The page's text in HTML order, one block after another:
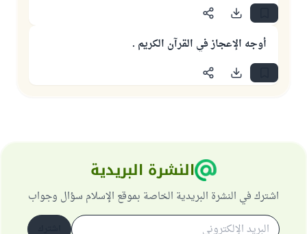
أوجه الإعجاز في القرآن الكريم .
النشرة البريدية
اشترك في النشرة البريدية الخاصة بموقع الإسلام سؤال وجواب